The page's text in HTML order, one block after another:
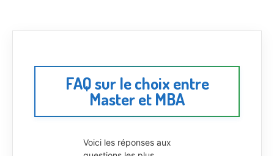
FAQ sur le choix entre
Master et MBA
Voici les réponses aux